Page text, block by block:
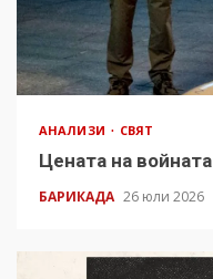
АНАЛИЗИ СВЯТ
Цената на войната
БАРИКАДА 26 юли 2026